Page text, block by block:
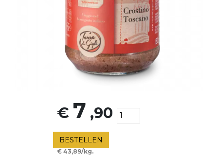
€ 7 ,90
BESTELLEN
€ 43,89/kg.